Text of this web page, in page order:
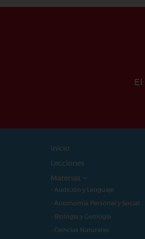
Inicio
Lecciones
Materias
- Audición y Lenguaje
- Autonomía Personal y Social
- Biología y Geología
- Ciencias Naturales